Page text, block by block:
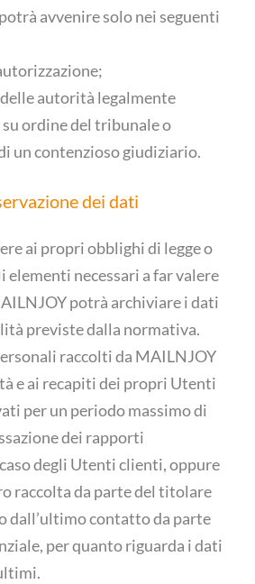
avvenire solo nei seguenti
autorità legalmente
ordine del tribunale o
un contenzioso giudiziario.
dei dati
ai propri obblighi di legge o
elementi necessari a far valere
potrà archiviare i dati
previste dalla normativa.
raccolti da MAILNJOY
e ai recapiti dei propri Utenti
per un periodo massimo di
dei rapporti
degli Utenti clienti, oppure
raccolta da parte del titolare
dall’ultimo contatto da parte
per quanto riguarda i dati